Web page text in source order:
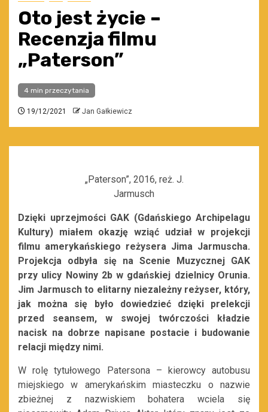
Oto jest życie –
Recenzja filmu
„Paterson”
4 min przeczytania
19/12/2021 Jan Gałkiewicz
„Paterson”, 2016, reż. J.
Jarmusch
Dzięki uprzejmości GAK (Gdańskiego Archipelagu
Kultury) miałem okazję wziąć udział w projekcji
filmu amerykańskiego reżysera Jima Jarmuscha.
Projekcja odbyła się na Scenie Muzycznej GAK
przy ulicy Nowiny 2b w gdańskiej dzielnicy Orunia.
Jim Jarmusch to elitarny niezależny reżyser, który,
jak można się było dowiedzieć dzięki prelekcji
przed seansem, w swojej twórczości kładzie
nacisk na dobrze napisane postacie i budowanie
relacji między nimi.
W rolę tytułowego Patersona – kierowcy autobusu
miejskiego w amerykańskim miasteczku o nazwie
zbieżnej z nazwiskiem bohatera wciela się